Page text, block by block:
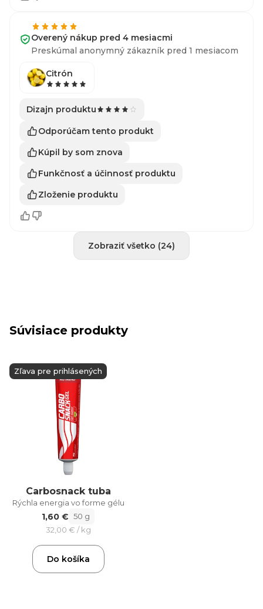
Overený nákup pred 4 mesiacmi
Preskúmal anonymný zákazník pred 1 mesiacom
Citrón
Dizajn produktu
Odporúčam tento produkt
Kúpil by som znova
Funkčnosť a účinnosť produktu
Zloženie produktu
Zobraziť všetko (24)
Súvisiace produkty
Zľava pre prihlásených
Carbosnack tuba
Rýchla energia vo forme gélu
1,60 € 50 g
32,00 € / kg
Do košíka